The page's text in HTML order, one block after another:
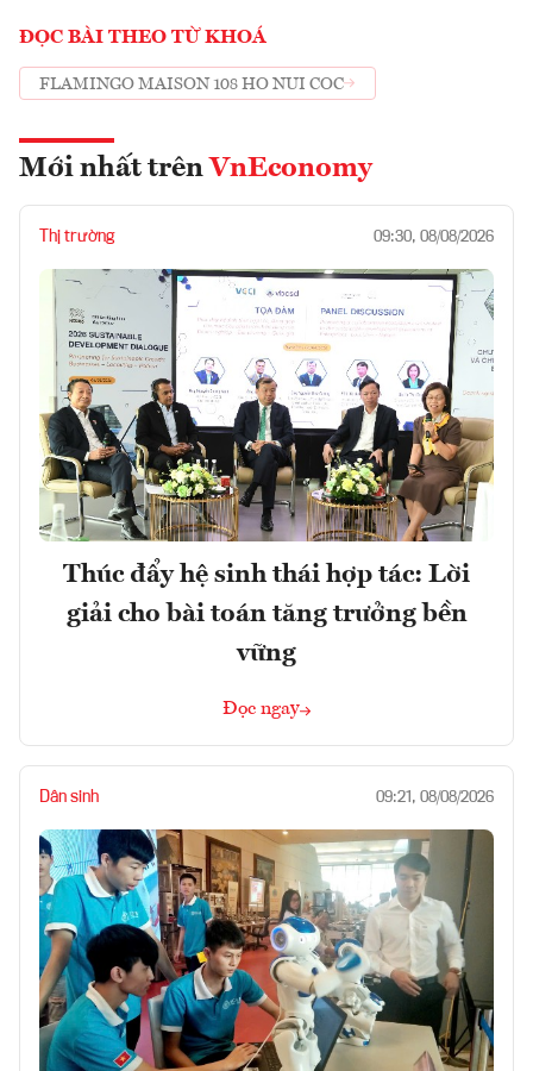
ĐỌC BÀI THEO TỪ KHOÁ
FLAMINGO MAISON 108 HO NUI COC
Mới nhất trên VnEconomy
Thị trường 09:30, 08/08/2026
Thúc đẩy hệ sinh thái hợp tác: Lời
giải cho bài toán tăng trưởng bền
vững
Đọc ngay
Dân sinh 09:21, 08/08/2026